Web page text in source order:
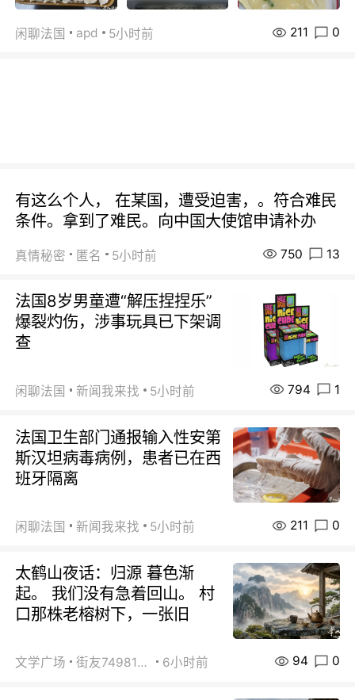
闲聊法国 apd 5小时前 211 0
有这么个人， 在某国，遭受迫害，。符合难民
条件。拿到了难民。向中国大使馆申请补办
真情秘密 匿名 5小时前 750 13
法国8岁男童遭“解压捏捏乐”
爆裂灼伤，涉事玩具已下架调
查
闲聊法国 新闻我来找 5小时前 794 1
法国卫生部门通报输入性安第
斯汉坦病毒病例，患者已在西
班牙隔离
闲聊法国 新闻我来找 5小时前 211 0
太鹤山夜话：归源 暮色渐
起。 我们没有急着回山。 村
口那株老榕树下，一张旧
文学广场 街友74981146 6小时前 94 0